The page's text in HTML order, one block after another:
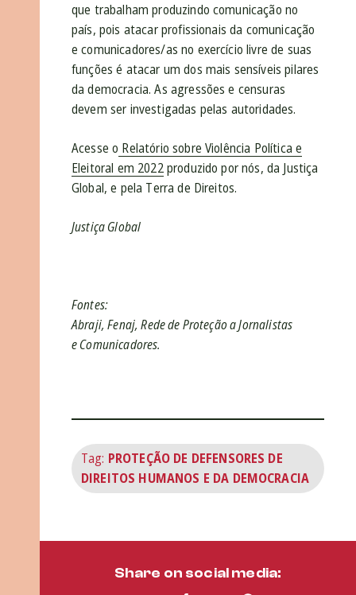
que trabalham produzindo comunicação no
país, pois atacar profissionais da comunicação
e comunicadores/as no exercício livre de suas
funções é atacar um dos mais sensíveis pilares
da democracia. As agressões e censuras
devem ser investigadas pelas autoridades.
Acesse o Relatório sobre Violência Política e
Eleitoral em 2022produzido por nós, da Justiça
Global, e pela Terra de Direitos.
Justiça Global
Fontes:
Abraji, Fenaj, Rede de Proteção a Jornalistas
e Comunicadores.
Tag: PROTEÇÃO DE DEFENSORES DE
DIREITOS HUMANOS E DA DEMOCRACIA
Share on social media: